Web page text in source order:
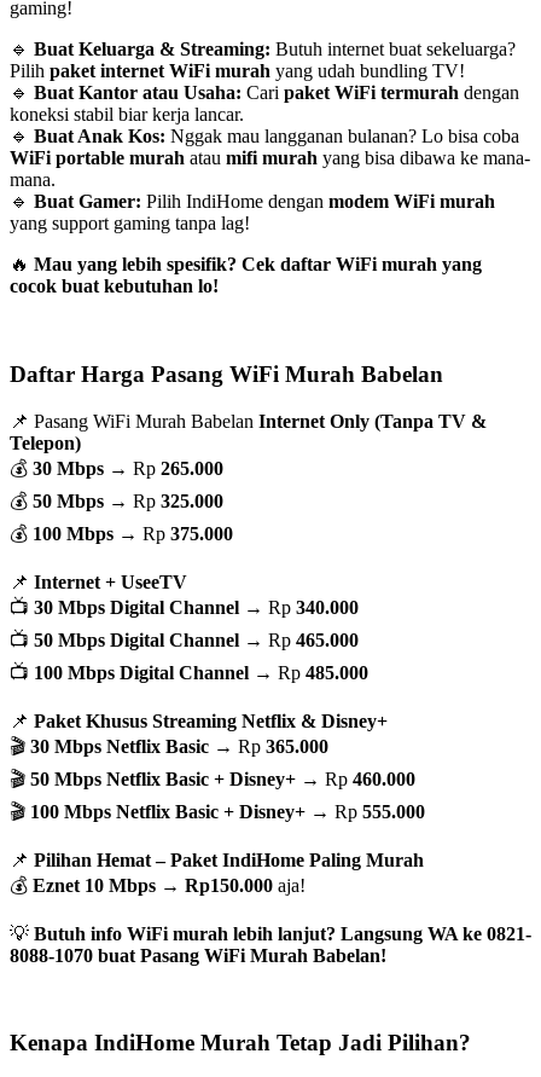
gaming!
🔹 Buat Keluarga & Streaming: Butuh internet buat sekeluarga?
Pilih paket internet WiFi murah yang udah bundling TV!
🔹 Buat Kantor atau Usaha: Cari paket WiFi termurah dengan
koneksi stabil biar kerja lancar.
🔹 Buat Anak Kos: Nggak mau langganan bulanan? Lo bisa coba
WiFi portable murah atau mifi murah yang bisa dibawa ke mana-
mana.
🔹 Buat Gamer: Pilih IndiHome dengan modem WiFi murah
yang support gaming tanpa lag!
🔥 Mau yang lebih spesifik? Cek daftar WiFi murah yang
cocok buat kebutuhan lo!
Daftar Harga Pasang WiFi Murah Babelan
📌 Pasang WiFi Murah Babelan Internet Only (Tanpa TV &
Telepon)
💰 30 Mbps → Rp 265.000
💰 50 Mbps → Rp 325.000
💰 100 Mbps → Rp 375.000
📌 Internet + UseeTV
📺 30 Mbps Digital Channel → Rp 340.000
📺 50 Mbps Digital Channel → Rp 465.000
📺 100 Mbps Digital Channel → Rp 485.000
📌 Paket Khusus Streaming Netflix & Disney+
🎬 30 Mbps Netflix Basic → Rp 365.000
🎬 50 Mbps Netflix Basic + Disney+ → Rp 460.000
🎬 100 Mbps Netflix Basic + Disney+ → Rp 555.000
📌 Pilihan Hemat – Paket IndiHome Paling Murah
💰 Eznet 10 Mbps → Rp150.000 aja!
💡 Butuh info WiFi murah lebih lanjut? Langsung WA ke 0821-
8088-1070 buat Pasang WiFi Murah Babelan!
Kenapa IndiHome Murah Tetap Jadi Pilihan?